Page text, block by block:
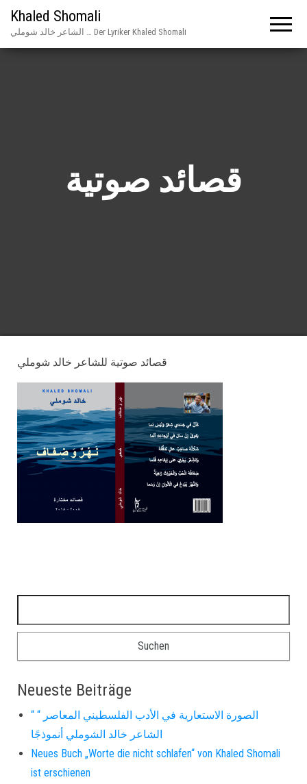
Khaled Shomali
الشاعر خالد شوملي … Der Lyriker Khaled Shomali
قصائد صوتية
قصائد صوتية للشاعر خالد شوملي
Neueste Beiträge
“ الصورة الاستعارية في الأدب الفلسطيني المعاصر “
الشاعر خالد الشوملي أنموذجًا
Neues Buch „Worte die nicht schlafen“ von Khaled Shomali
ist erschienen